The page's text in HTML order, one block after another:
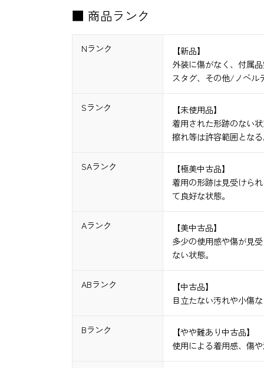
■ 商品ランク
Nランク
【新品】
外装に傷がなく、付属
スタグ、その他/ノベル
Sランク
【未使用品】
着用された形跡のない
擦れ等は許容範囲とな
SAランク
【極美中古品】
着用の形跡は見受けら
て良好な状態。
Aランク
【美中古品】
多少の使用感や傷が見
ない状態。
ABランク
【中古品】
目立たない汚れや小傷
Bランク
【やや難あり中古品】
使用による着用感、傷